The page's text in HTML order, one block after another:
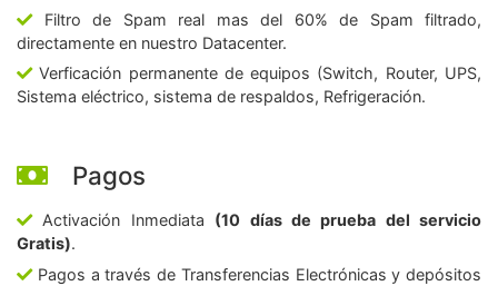
Filtro de Spam real mas del 60% de Spam filtrado,
directamente en nuestro Datacenter.
Verficación permanente de equipos (Switch, Router, UPS,
Sistema eléctrico, sistema de respaldos, Refrigeración.
Pagos
Activación Inmediata (10 días de prueba del servicio
Gratis).
Pagos a través de Transferencias Electrónicas y depósitos